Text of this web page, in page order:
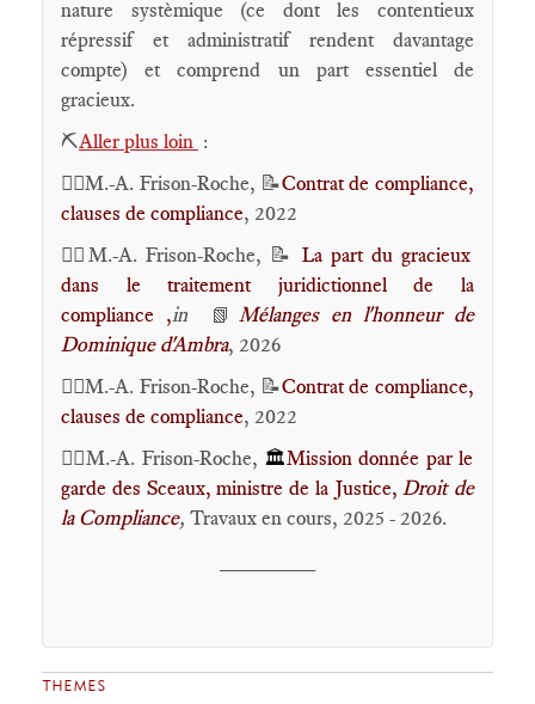
nature systèmique (ce dont les contentieux
répressif et administratif rendent davantage
compte) et comprend un part essentiel de
gracieux.
⛏️Aller plus loin :
🕴🏻M.-A. Frison-Roche, 📝Contrat de compliance,
clauses de compliance, 2022
🕴🏻M.-A. Frison-Roche, 📝 La part du gracieux
dans le traitement juridictionnel de la
compliance ,in 📗
Mélanges en l'honneur de
Dominique d'Ambra, 2026
🕴🏻M.-A. Frison-Roche, 📝Contrat de compliance,
clauses de compliance, 2022
🕴🏻M.-A. Frison-Roche, 🏛️Mission donnée par le
garde des Sceaux, ministre de la Justice, Droit de
la Compliance, Travaux en cours, 2025 - 2026.
THEMES